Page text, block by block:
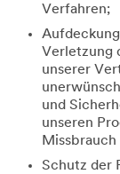
Verfahren;
Verletzung
unserer
und
unseren
Schutz der